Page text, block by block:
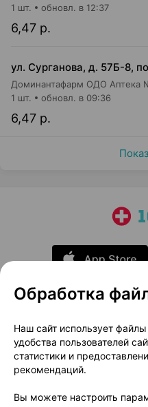
6,47 р.
1 шт. обновл. в 12:37
Доминантафарм ОДО Аптека
6,47 р.
1 шт. обновл. в 09:36
О проекте
Размещение рекламы
Публичный
Способы оплаты
Обработка
Наш сайт использует
удобства пользователей
статистики и
рекомендаций.
Вы можете настроить